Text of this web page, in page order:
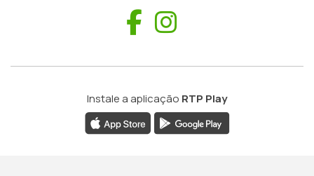
Facebook
Instale a aplicação RTP Play